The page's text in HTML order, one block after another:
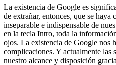
La existencia de Google es
de extrañar, entonces, que se haya
inseparable e indispensable de
en la tecla Intro, toda la
ojos. La existencia de Google nos
complicaciones. Y actualmente las
nuestro alcance y disposición